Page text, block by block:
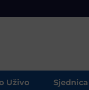
Uživo